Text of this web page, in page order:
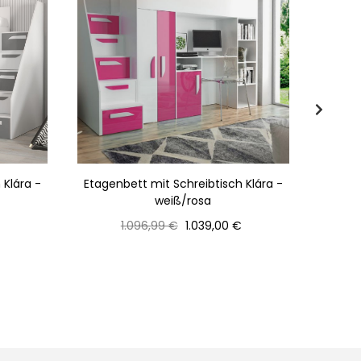
-
Etagenbett mit Schreibtisch Klára -
weiß/rosa
Normaler
1.096,99 € Preis
1.039,00 €